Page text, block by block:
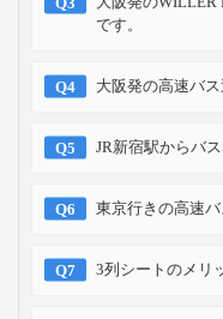
です。
大阪発の高速バ
JR新宿駅からバ
東京行きの高速
3列シートのメリ